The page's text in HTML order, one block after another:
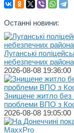
Останні новини:
Луганські
небезпечних
2026-08-08 19:36:00
Знищене житло без
проблеми ВПО з
2026-08-08 19:05:00